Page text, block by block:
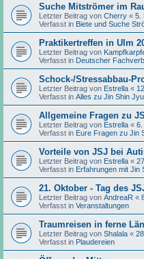
Suche Mitströmer im
Letzter Beitrag von Cherry « 5.
Verfasst in Biete und Suche
Praktikertreffen in Ulm
Letzter Beitrag von
Verfasst in Deutscher
Schock-/Stressabbau-
Letzter Beitrag von Estrella «
Verfasst in Alles zu Jin Shin
Allgemeine Fragen zu
Letzter Beitrag von Estrella « 6.
Verfasst in Eure Fragen zu Jin
Vorteile von JSJ bei
Letzter Beitrag von Estrella «
Verfasst in Erfahrungen mit Jin
21. Oktober - Tag des
Letzter Beitrag von AndreaR «
Verfasst in Veranstaltungen
Traumreisen in ferne
Letzter Beitrag von Shalala «
Verfasst in Plaudereien